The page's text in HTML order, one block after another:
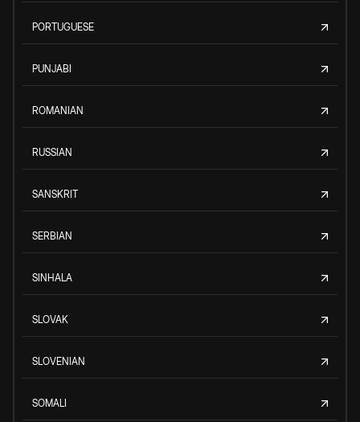
PORTUGUESE
PUNJABI
ROMANIAN
RUSSIAN
SANSKRIT
SERBIAN
SINHALA
SLOVAK
SLOVENIAN
SOMALI